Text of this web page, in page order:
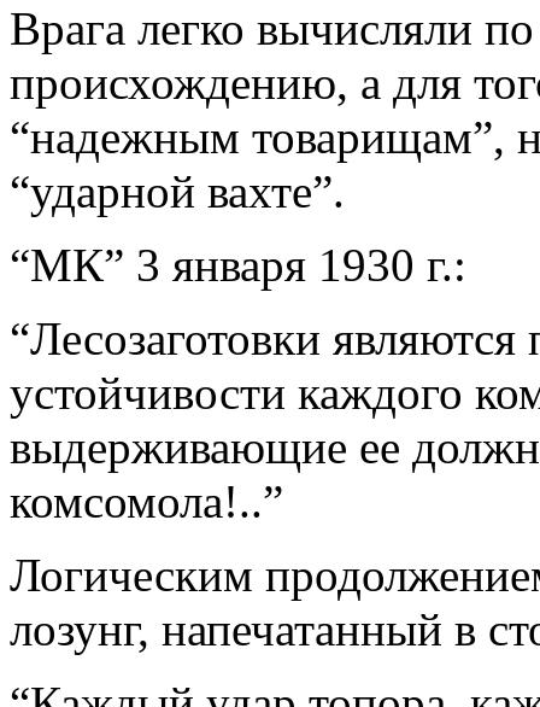
Врага легко вычисляли
происхождению, а для
“надежным товарищам”,
“ударной вахте”.
“МК” 3 января 1930 г.:
“Лесозаготовки
устойчивости каждого
выдерживающие ее
комсомола!..”
Логическим
лозунг, напечатанный в